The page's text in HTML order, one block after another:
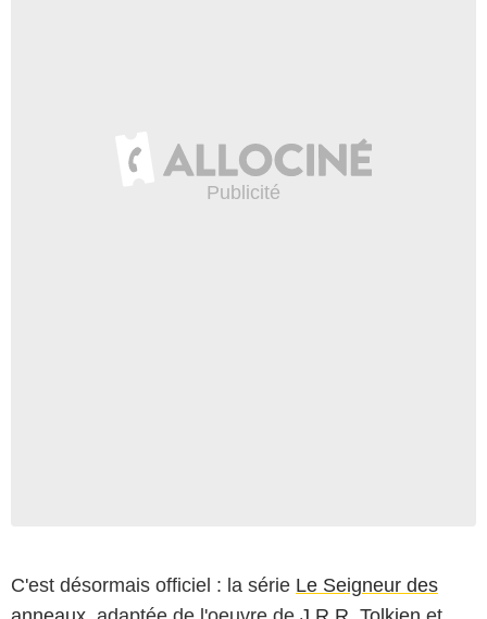
C'est désormais officiel : la série Le Seigneur des